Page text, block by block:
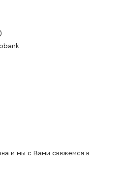
и мы с Вами свяжемся в